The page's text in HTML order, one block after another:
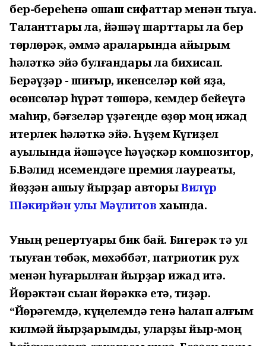
бер-береһенә оҡшаш сифаттар менән тыуа.
Таланттары ла, йәшәү шарттары ла бер
төрлөрәк, әммә араларында айырым
һәләткә эйә булғандары ла бихисап.
Берәүҙәр - шиғыр, икенселәр көй яҙа,
өсөнсөләр һүрәт төшөрә, кемдер бейеүгә
маһир, бәғзеләр үҙәгеңде өҙөр моң ижад
итерлек һәләткә эйә. Һүҙем Күгиҙел
ауылында йәшәүсе һәүәҫкәр композитор,
Б.Вәлид исемендәге премия лауреаты,
йөҙҙән ашыу йырҙар авторыВилүр
Шәкирйән улы Мәүлитов хаҡында.
Уның репертуары бик бай. Бигерәк тә ул
тыуған төбәк, мөхәббәт, патриотик рух
менән һуғарылған йырҙар ижад итә.
Йөрәктән сыҡҡан йөрәккә етә, тиҙәр.
“Йөрәгемдә, күңелемдә генә һаҡлап ҡалғым
килмәй йырҙарымды, уларҙы йыр-моң